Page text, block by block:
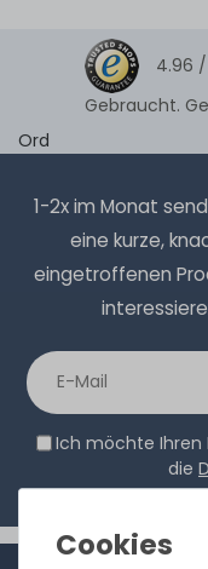
4.96 /
Gebraucht.
Ord
1-2x im Monat
eine kurze,
eingetroffenen
Ich möchte Ihren
die